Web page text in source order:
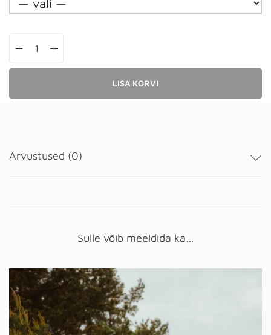
LISA KORVI
Arvustused (0)
Sulle võib meeldida ka…